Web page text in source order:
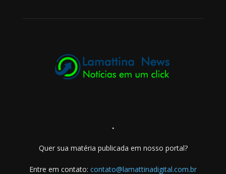
.
Quer sua matéria publicada em nosso portal?
Entre em contato: contato@lamattinadigital.com.br